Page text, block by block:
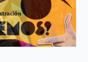
Anterior